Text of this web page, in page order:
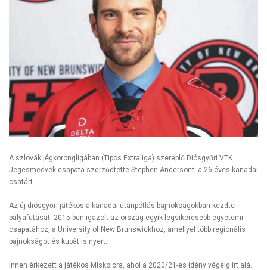
A szlovák jégkorongligában (Tipos Extraliga) szereplő Diósgyőri VTK
Jegesmedvék csapata szerződtette Stephen Andersont, a 26 éves kanadai
csatárt.
Az új diósgyőri játékos a kanadai utánpótlás-bajnokságokban kezdte
pályafutását. 2015-ben igazolt az ország egyik legsikeresebb egyetemi
csapatához, a University of New Brunswickhoz, amellyel több regionális
bajnokságot és kupát is nyert.
Innen érkezett a játékos Miskolcra, ahol a 2020/21-es idény végéig írt alá.